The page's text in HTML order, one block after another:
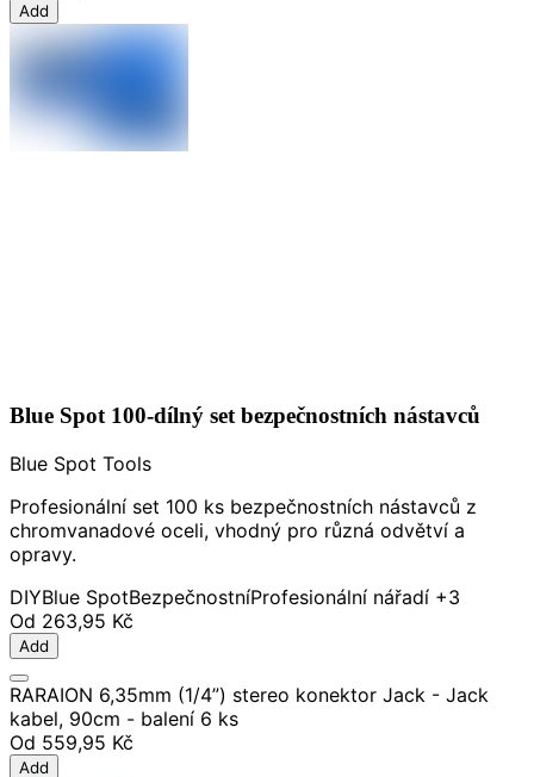
Add
Blue Spot 100-dílný set bezpečnostních nástavců
Blue Spot Tools
Profesionální set 100 ks bezpečnostních nástavců z
chromvanadové oceli, vhodný pro různá odvětví a
opravy.
DIYBlue SpotBezpečnostníProfesionální nářadí +3
Od 263,95 Kč
Add
RARAION 6,35mm (1/4”) stereo konektor Jack - Jack
kabel, 90cm - balení 6 ks
Od 559,95 Kč
Add